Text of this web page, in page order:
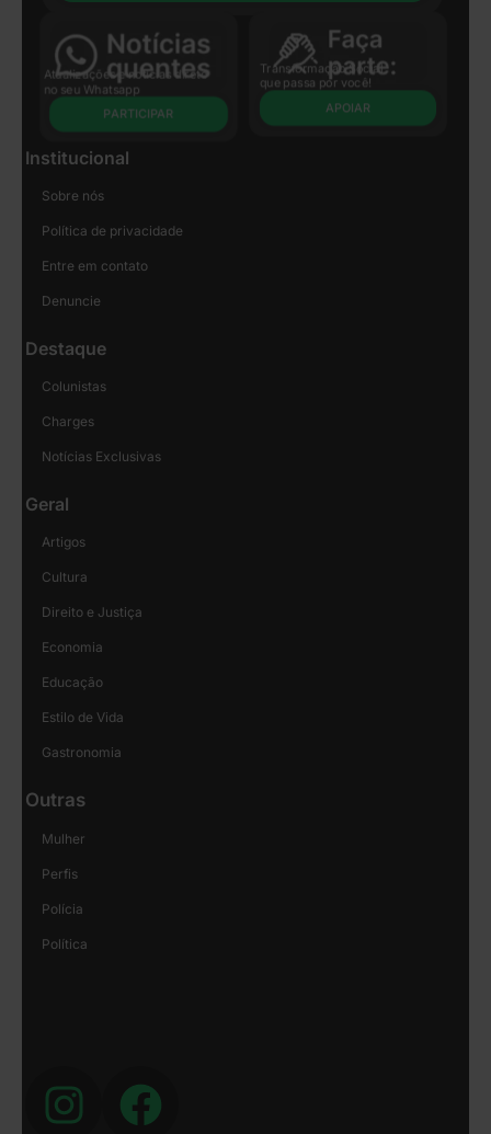
Atualizações e notícias direto
no seu Whatsapp
PARTICIPAR
Transformação Social
que passa por você!
APOIAR
Institucional
Sobre nós
Política de privacidade
Entre em contato
Denuncie
Destaque
Colunistas
Charges
Notícias Exclusivas
Geral
Artigos
Cultura
Direito e Justiça
Economia
Educação
Estilo de Vida
Gastronomia
Outras
Mulher
Perfis
Polícia
Política